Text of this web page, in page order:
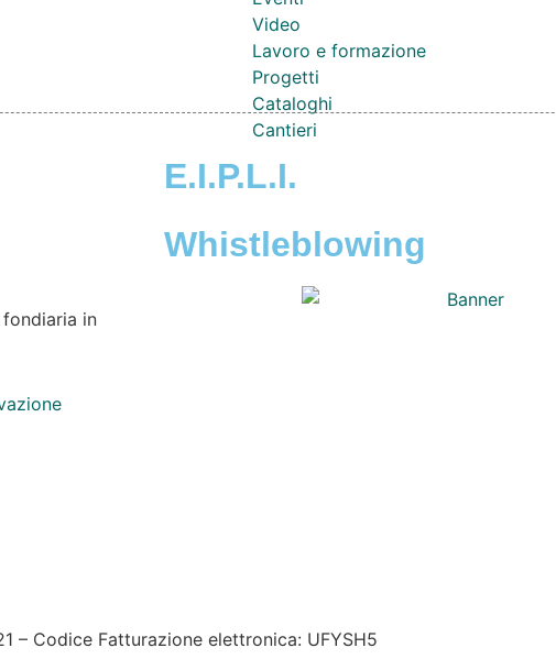
Video
Lavoro e formazione
Progetti
Cataloghi
Cantieri
E.I.P.L.I.
in
Whistleblowing
– Codice Fatturazione elettronica: UFYSH5